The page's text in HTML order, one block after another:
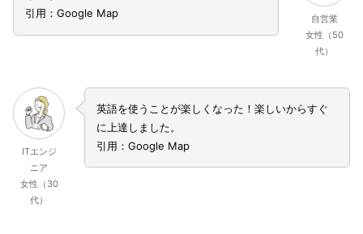
自営業
女性（50
代）
引用：Google Map
ITエンジ
ニア
女性（30
代）
英語を使うことが楽しくなった！楽しいからすぐ
に上達しました。
引用：Google Map